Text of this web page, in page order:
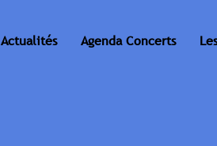
Actualités Agenda Concerts